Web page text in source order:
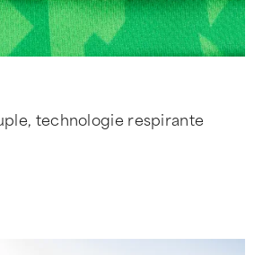
technologie respirante